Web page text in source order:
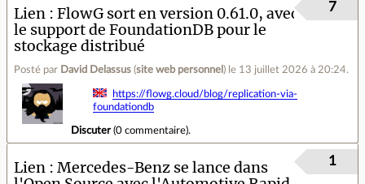
Lien
FlowG sort en version 0.61.0, avec
le support de FoundationDB pour le
stockage distribué
Posté par David Delassus (site web personnel ) le 13 juillet 2026 à 20:24.
7
https://flowg.cloud/blog/replication-via-
foundationdb
Discuter(0 commentaire).
Lien
Mercedes-Benz se lance dans
1